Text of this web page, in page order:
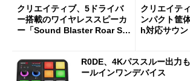
クリエイティブ、5ドライバ
ー搭載のワイヤレススピーカ
ー「Sound Blaster Roar SR
クリエイテ
ンパクト筐
h対応サウ
R0DE、4Kパススルー出力
ールインワンデバイス